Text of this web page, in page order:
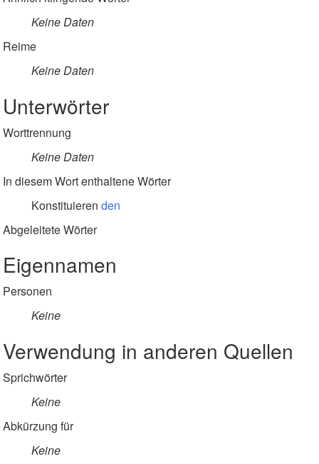
Keine Daten
Reime
Keine Daten
Unterwörter
Worttrennung
Keine Daten
In diesem Wort enthaltene Wörter
Konstituieren den
Abgeleitete Wörter
Eigennamen
Personen
Keine
Verwendung in anderen Quellen
Sprichwörter
Keine
Abkürzung für
Keine